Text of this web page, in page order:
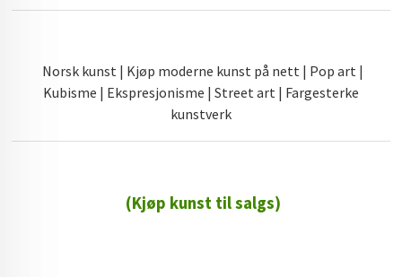
Norsk kunst | Kjøp moderne kunst på nett | Pop art |
Kubisme | Ekspresjonisme | Street art | Fargesterke
kunstverk
(Kjøp kunst til salgs)